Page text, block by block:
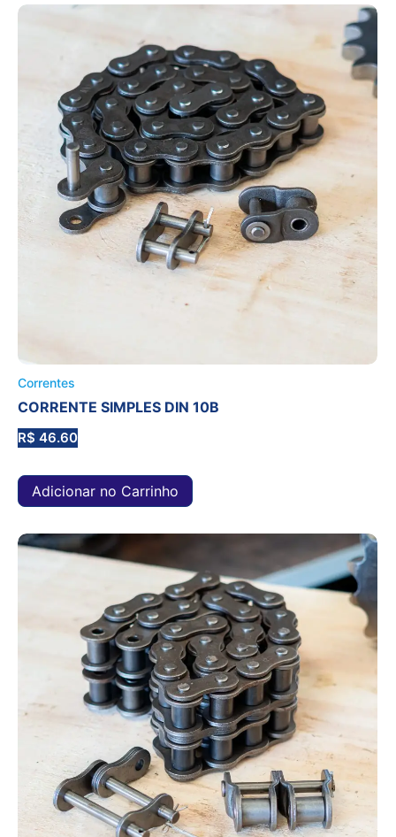
Correntes
CORRENTE SIMPLES DIN 10B
R$ 46.60
Adicionar no Carrinho